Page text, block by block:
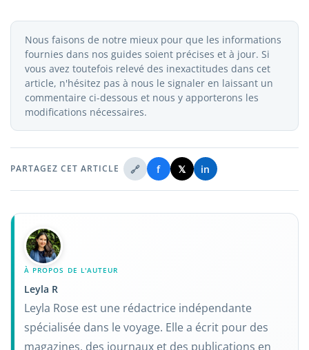
Nous faisons de notre mieux pour que les informations
fournies dans nos guides soient précises et à jour. Si
vous avez toutefois relevé des inexactitudes dans cet
article, n'hésitez pas à nous le signaler en laissant un
commentaire ci-dessous et nous y apporterons les
modifications nécessaires.
PARTAGEZ CET ARTICLE 🔗 f 𝕏 in
À PROPOS DE L'AUTEUR
Leyla R
Leyla Rose est une rédactrice indépendante
spécialisée dans le voyage. Elle a écrit pour des
magazines, des journaux et des publications en